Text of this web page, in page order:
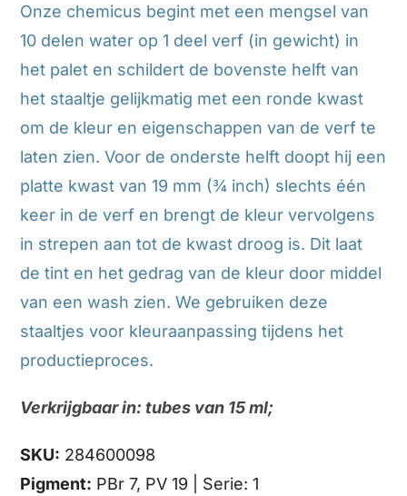
Onze chemicus begint met een mengsel van
10 delen water op 1 deel verf (in gewicht) in
het palet en schildert de bovenste helft van
het staaltje gelijkmatig met een ronde kwast
om de kleur en eigenschappen van de verf te
laten zien. Voor de onderste helft doopt hij een
platte kwast van 19 mm (¾ inch) slechts één
keer in de verf en brengt de kleur vervolgens
in strepen aan tot de kwast droog is. Dit laat
de tint en het gedrag van de kleur door middel
van een wash zien. We gebruiken deze
staaltjes voor kleuraanpassing tijdens het
productieproces.
Verkrijgbaar in: tubes van 15 ml;
SKU: 284600098
Pigment: PBr 7, PV 19 | Serie: 1